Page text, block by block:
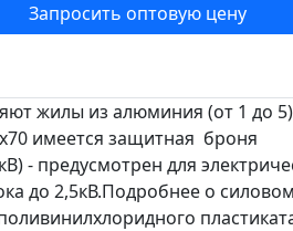
Запросить оптовую цену
жилы из алюминия (от 1 до 5)
имеется защитная броня
- предусмотрен для
до 2,5кВ.Подробнее о силовом